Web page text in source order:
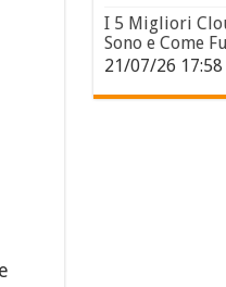
I 5 Migliori
Sono e Come
21/07/26 17:58